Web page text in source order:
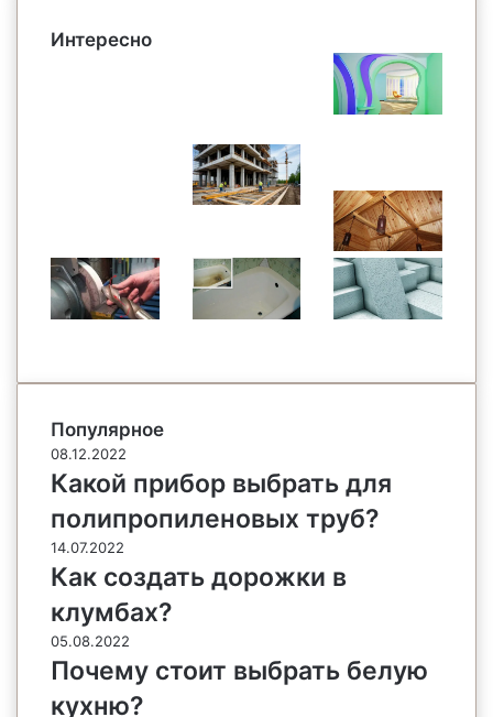
Интересно
Популярное
08.12.2022
Какой прибор выбрать для
полипропиленовых труб?
14.07.2022
Как создать дорожки в
клумбах?
05.08.2022
Почему стоит выбрать белую
кухню?